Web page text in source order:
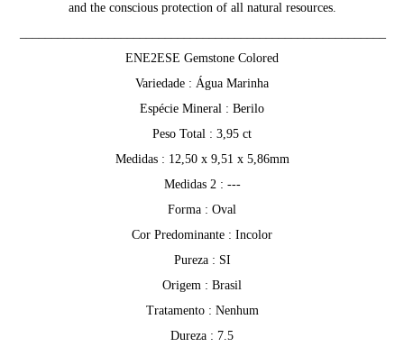
and the conscious protection of all natural resources.
ENE2ESE Gemstone Colored
Variedade : Água Marinha
Espécie Mineral : Berilo
Peso Total : 3,95 ct
Medidas : 12,50 x 9,51 x 5,86mm
Medidas 2 : ---
Forma : Oval
Cor Predominante : Incolor
Pureza : SI
Origem : Brasil
Tratamento : Nenhum
Dureza : 7.5